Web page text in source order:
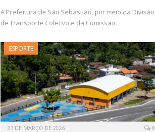
A Prefeitura de São Sebastião, por meio da Divisão
de Transporte Coletivo e da Comissão…
ESPORTE
27 DE MARÇO DE 2026 0